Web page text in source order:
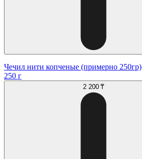
Чечил нити копченые (примерно 250гр)
250 г
2 200 ₸